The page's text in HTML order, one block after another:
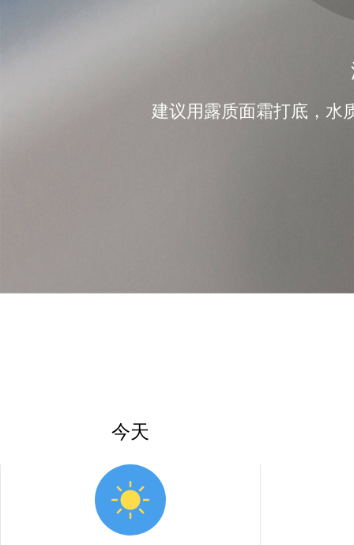
建议用露质面霜打底，水
今天